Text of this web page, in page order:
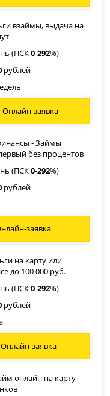
взаймы, выдача на
(ПСК0-292%)
рублей
Онлайн-заявка
- Займы
без процентов
(ПСК0-292%)
рублей
заявка
на карту или
до 100 000 руб.
(ПСК0-292%)
рублей
Онлайн-заявка
онлайн на карту